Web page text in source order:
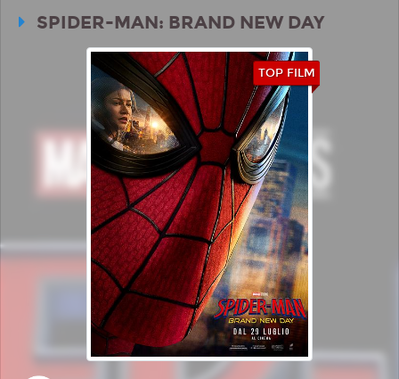
SPIDER-MAN: BRAND NEW DAY
TOP FILM